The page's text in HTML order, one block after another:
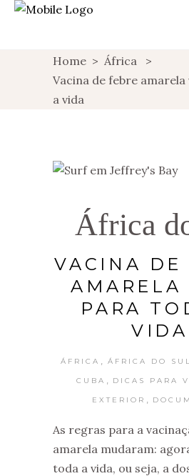
Home > África
>
Vacina de febre
a vida
África
VACINA DE
AMARELA
PARA
VIDA
ÁFRICA ÁFRICA DO SUL
CUBA DICAS PARA
EXTERIOR
As regras para a
amarela mudaram:
toda a vida, ou seja, a